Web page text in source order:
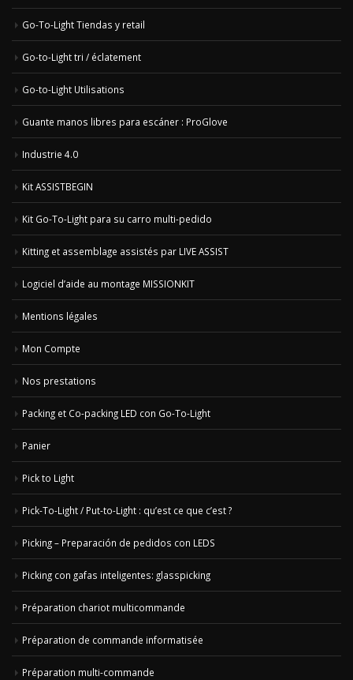
Go-To-Light Tiendas y retail
Go-to-Light tri / éclatement
Go-to-Light Utilisations
Guante manos libres para escáner : ProGlove
Industrie 4.0
Kit ASSISTBEGIN
Kit Go-To-Light para su carro multi-pedido
Kitting et assemblage assistés par LIVE ASSIST
Logiciel d’aide au montage MISSIONKIT
Mentions légales
Mon Compte
Nos prestations
Packing et Co-packing LED con Go-To-Light
Panier
Pick to Light
Pick-To-Light / Put-to-Light : qu’est ce que c’est ?
Picking – Preparación de pedidos con LEDS
Picking con gafas inteligentes: glasspicking
Préparation chariot multicommande
Préparation de commande informatisée
Préparation multi-commande